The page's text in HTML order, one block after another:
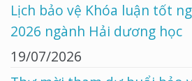
Lịch bảo vệ Khóa luận tốt
2026 ngành Hải dương học
19/07/2026